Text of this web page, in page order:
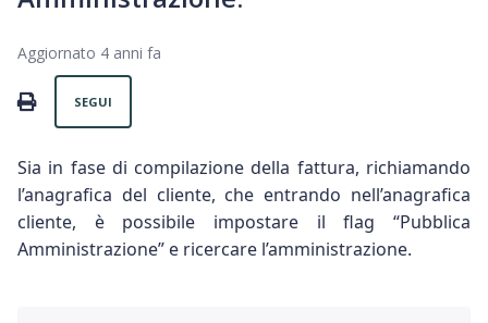
Aggiornato 4 anni fa
PRINT
SEGUI
Sia in fase di compilazione della fattura, richiamando
l’anagrafica del cliente, che entrando nell’anagrafica
cliente, è possibile impostare il flag “Pubblica
Amministrazione” e ricercare l’amministrazione.